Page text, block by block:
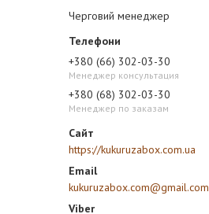
Черговий менеджер
+380 (66) 302-03-30
Менеджер консультация
+380 (68) 302-03-30
Менеджер по заказам
https://kukuruzabox.com.ua
kukuruzabox.com@gmail.com